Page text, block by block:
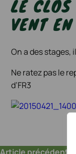
LE
VENT
On a des stages,
Ne ratez pas le
d’FR3